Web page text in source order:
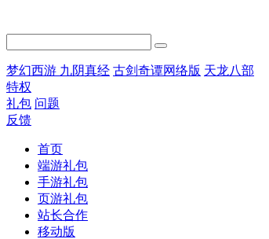
梦幻西游 九阴真经 古剑奇谭网络版 天龙八部
特权
礼包 问题
反馈
首页
端游礼包
手游礼包
页游礼包
站长合作
移动版